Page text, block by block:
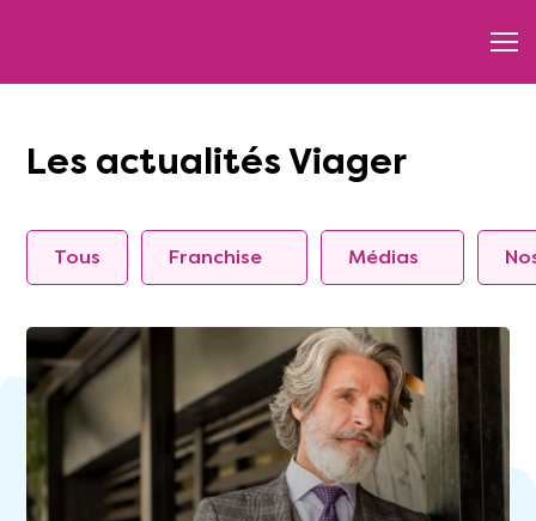
Les actualités Viager
Tous Franchise Médias